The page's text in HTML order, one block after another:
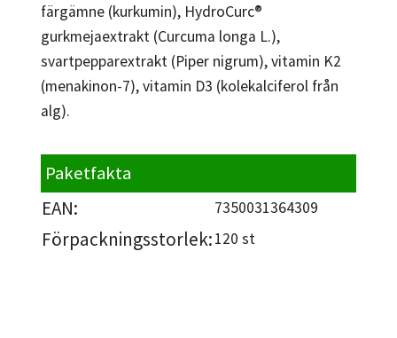
färgämne (kurkumin), HydroCurc®
gurkmejaextrakt (Curcuma longa L.),
svartpepparextrakt (Piper nigrum), vitamin K2
(menakinon-7), vitamin D3 (kolekalciferol från
alg).
Paketfakta
EAN: 7350031364309
Förpackningsstorlek:120 st